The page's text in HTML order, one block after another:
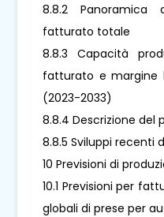
8.8.2
fatturato totale
8.8.3 Capacità
fatturato e margine
(2023-2033)
8.8.4 Descrizione del
8.8.5 Sviluppi recenti
10 Previsioni di
10.1 Previsioni per
globali di prese per